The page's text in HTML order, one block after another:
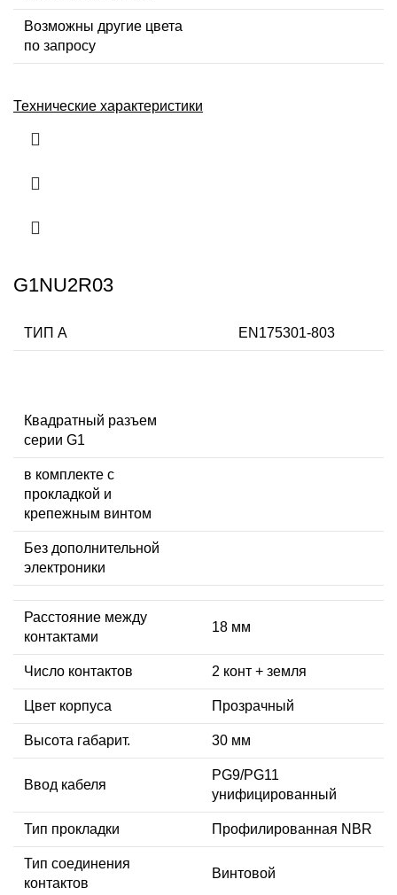
Возможны другие цвета
по запросу
Технические характеристики
G1NU2R03
ТИП А EN175301-803
Квадратный разъем
серии G1
в комплекте с
прокладкой и
крепежным винтом
Без дополнительной
электроники
Расстояние между
контактами
18 мм
Число контактов 2 конт + земля
Цвет корпуса Прозрачный
Высота габарит. 30 мм
Ввод кабеля
PG9/PG11
унифицированный
Тип прокладки Профилированная NBR
Тип соединения
контактов
Винтовой